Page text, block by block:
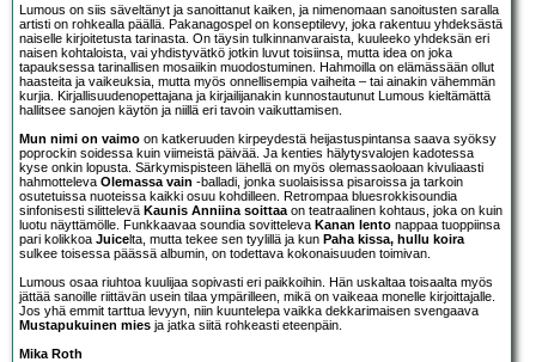
Lumous on siis säveltänyt ja sanoittanut kaiken, ja nimenomaan sanoitusten saralla
artisti on rohkealla päällä. Pakanagospel on konseptilevy, joka rakentuu yhdeksästä
naiselle kirjoitetusta tarinasta. On täysin tulkinnanvaraista, kuuleeko yhdeksän eri
naisen kohtaloista, vai yhdistyvätkö jotkin luvut toisiinsa, mutta idea on joka
tapauksessa tarinallisen mosaiikin muodostuminen. Hahmoilla on elämässään ollut
haasteita ja vaikeuksia, mutta myös onnellisempia vaiheita – tai ainakin vähemmän
kurjia. Kirjallisuudenopettajana ja kirjailijanakin kunnostautunut Lumous kieltämättä
hallitsee sanojen käytön ja niillä eri tavoin vaikuttamisen.
Mun nimi on vaimo on katkeruuden kirpeydestä heijastuspintansa saava syöksy
poprockin soidessa kuin viimeistä päivää. Ja kenties hälytysvalojen kadotessa
kyse onkin lopusta. Särkymispisteen lähellä on myös olemassaoloaan kivuliaasti
hahmotteleva Olemassa vain -balladi, jonka suolaisissa pisaroissa ja tarkoin
osutetuissa nuoteissa kaikki osuu kohdilleen. Retrompaa bluesrokkisoundia
sinfonisesti silittelevä Kaunis Anniina soittaa on teatraalinen kohtaus, joka on kuin
luotu näyttämölle. Funkkaavaa soundia sovitteleva Kanan lento nappaa tuoppiinsa
pari kolikkoa Juicelta, mutta tekee sen tyylillä ja kun Paha kissa, hullu koira
sulkee toisessa päässä albumin, on todettava kokonaisuuden toimivan.
Lumous osaa riuhtoa kuulijaa sopivasti eri paikkoihin. Hän uskaltaa toisaalta myös
jättää sanoille riittävän usein tilaa ympärilleen, mikä on vaikeaa monelle kirjoittajalle.
Jos yhä emmit tarttua levyyn, niin kuuntelepa vaikka dekkarimaisen svengaava
Mustapukuinen mies ja jatka siitä rohkeasti eteenpäin.
Mika Roth